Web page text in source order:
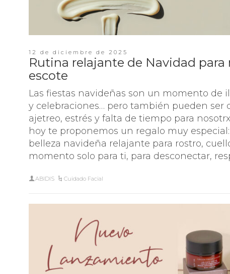
12 de diciembre de 2025
Rutina relajante de Navidad para
escote
Las fiestas navideñas son un momento de
y celebraciones… pero también pueden ser
ajetreo, estrés y falta de tiempo para
hoy te proponemos un regalo muy
belleza navideña relajante para rostro,
momento solo para ti, para desconectar,
ABIDIS Cuidado Facial